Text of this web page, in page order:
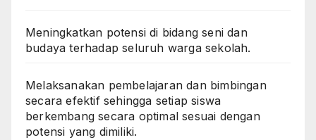
Meningkatkan potensi di bidang seni dan
budaya terhadap seluruh warga sekolah.
Melaksanakan pembelajaran dan bimbingan
secara efektif sehingga setiap siswa
berkembang secara optimal sesuai dengan
potensi yang dimiliki.